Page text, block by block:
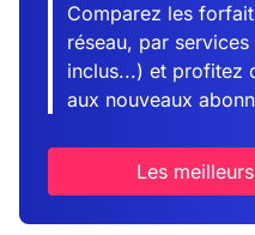
Comparez les
réseau, par
inclus...) et profitez
aux nouveaux
Les